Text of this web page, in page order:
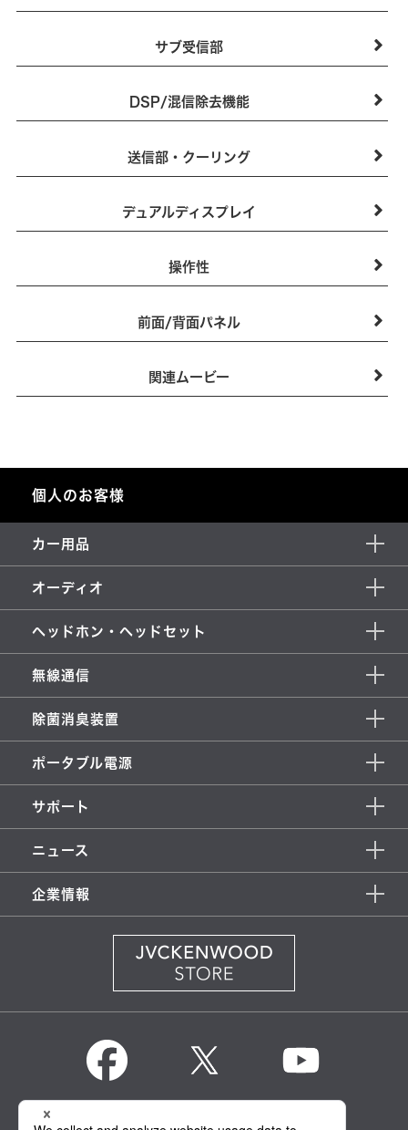
サブ受信部
DSP/混信除去機能
送信部・クーリング
デュアルディスプレイ
操作性
前面/背面パネル
関連ムービー
個人のお客様
カー用品
オーディオ
ヘッドホン・ヘッドセット
無線通信
除菌消臭装置
ポータブル電源
サポート
ニュース
企業情報
KENWOOD Global